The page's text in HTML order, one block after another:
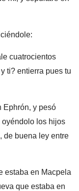
cuatrocientos
ti? entierra pues tu
Ephrón, y pesó
los hijos
de buena ley entre
estaba en Macpela
que estaba en